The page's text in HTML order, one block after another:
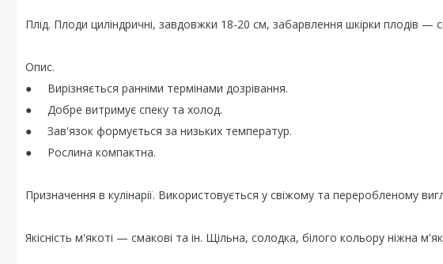
Плід. Плоди циліндричні, завдовжки 18-20 см, забарвлення шкірки плодів —
Опис.
● Вирізняється ранніми термінами дозрівання.
● Добре витримує спеку та холод.
● Зав'язок формується за низьких температур.
● Рослина компактна.
Призначення в кулінарії. Використовується у свіжому та переробленому
Якісність м'якоті — смакові та ін. Щільна, солодка, білого кольору ніжна